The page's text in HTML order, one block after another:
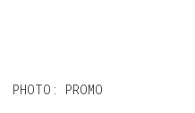
PHOTO: PROMO